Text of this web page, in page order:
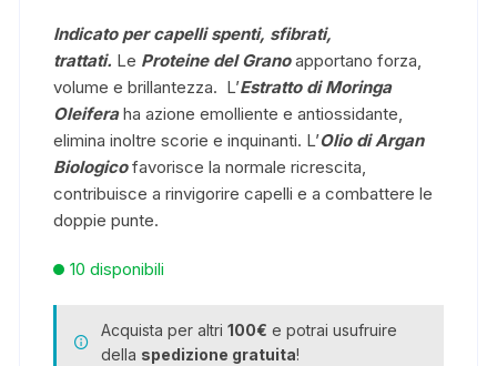
Indicato per capelli spenti, sfibrati,
trattati. Le Proteine del Granoapportano forza,
volume e brillantezza. L’Estratto di Moringa
Oleiferaha azione emolliente e antiossidante,
elimina inoltre scorie e inquinanti. L’Olio di Argan
Biologicofavorisce la normale ricrescita,
contribuisce a rinvigorire capelli e a combattere le
doppie punte.
10 disponibili
Acquista per altri100€ e potrai usufruire
della spedizione gratuita!